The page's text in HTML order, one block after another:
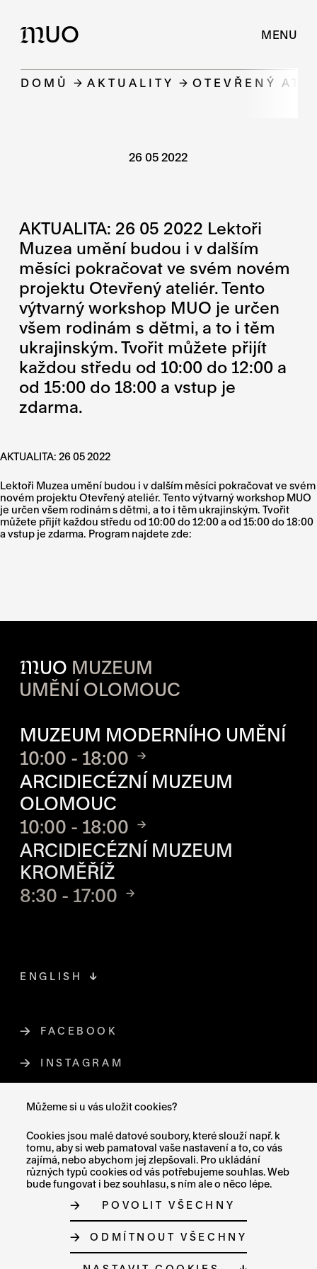
MUO MENU
Můžeme si u vás uložit cookies?
Cookies jsou malé datové soubory, které slouží např. k
tomu, aby si web pamatoval vaše nastavení a to, co vás
zajímá, nebo abychom jej zlepšovali. Pro ukládání
různých typů cookies od vás potřebujeme souhlas. Web
bude fungovat i bez souhlasu, s ním ale o něco lépe.
POVOLIT VŠECHNY
ODMÍTNOUT VŠECHNY
DOMŮ AKTUALITY OTEVŘENÝ
26 05 2022
AKTUALITA: 26 05 2022 Lektoři
Muzea umění budou i v dalším
měsíci pokračovat ve svém novém
projektu Otevřený ateliér. Tento
výtvarný workshop MUO je určen
všem rodinám s dětmi, a to i těm
ukrajinským. Tvořit můžete přijít
každou středu od 10:00 do 12:00 a
od 15:00 do 18:00 a vstup je
zdarma.
AKTUALITA: 26 05 2022
Lektoři Muzea umění budou i v dalším měsíci pokračovat ve svém
novém projektu Otevřený ateliér. Tento výtvarný workshop MUO
je určen všem rodinám s dětmi, a to i těm ukrajinským. Tvořit
můžete přijít každou středu od 10:00 do 12:00 a od 15:00 do 18:00
a vstup je zdarma. Program najdete zde:
MUO MUZEUM
UMĚNÍ OLOMOUC
MUZEUM MODERNÍHO UMĚNÍ
10:00 - 18:00
ARCIDIECÉZNÍ MUZEUM
OLOMOUC
10:00 - 18:00
ARCIDIECÉZNÍ MUZEUM
KROMĚŘÍŽ
8:30 - 17:00
FACEBOOKODKAZ SE OTEVŘE NA NOVÉ
INSTAGRAMODKAZ SE OTEVŘE NA NOVÉ
ENGLISH
© MUZEUM UMĚNÍ OLOMOUC 2023
PROHLÁŠENÍ O PŘÍSTUPNOSTI
O COOKIES
NASTAVENÍ COOKIES